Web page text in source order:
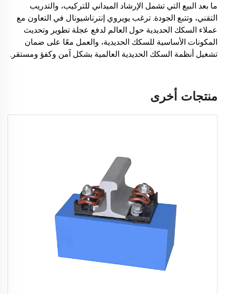
ما بعد البيع التي تشمل الإرشاد الميداني للتركيب، والتدريب
التقني، وتتبع الجودة. ترغب يويروي إنترناشيونال في التعاون مع
عملاء السكك الحديدية حول العالم لدفع عجلة تطوير وتحديث
المكونات الأساسية للسكك الحديدية، والعمل معًا على ضمان
تشغيل أنظمة السكك الحديدية العالمية بشكل آمن وكفؤ ومستقر.
منتجات أخرى